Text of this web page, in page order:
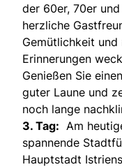
der 60er, 70er
herzliche
Gemütlichkeit
Erinnerungen
Genießen Sie
guter Laune und
noch lange
3. Tag: Am
spannende
Hauptstadt